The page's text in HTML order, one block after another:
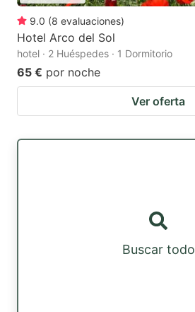
9.0 (8 evaluaciones)
Hotel Arco del Sol
hotel · 2 Huéspedes · 1 Dormitorio
65 € por noche
Ver oferta
Buscar todo